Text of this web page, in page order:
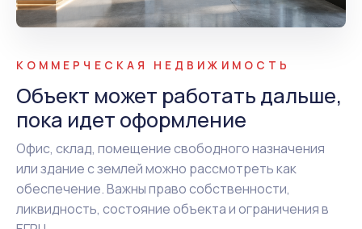
КОММЕРЧЕСКАЯ НЕДВИЖИМОСТЬ
Объект может работать дальше,
пока идет оформление
Офис, склад, помещение свободного назначения
или здание с землей можно рассмотреть как
обеспечение. Важны право собственности,
ликвидность, состояние объекта и ограничения в